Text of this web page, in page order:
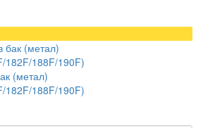
(метал)
182F/188F/190F)